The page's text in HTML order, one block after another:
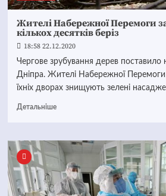
Жителі Набережної Перемоги
кількох десятків беріз
18:58 22.12.2020
Чергове зрубування дерев поставило
Дніпра. Жителі Набережної
їхніх дворах знищують зелені
Детальніше